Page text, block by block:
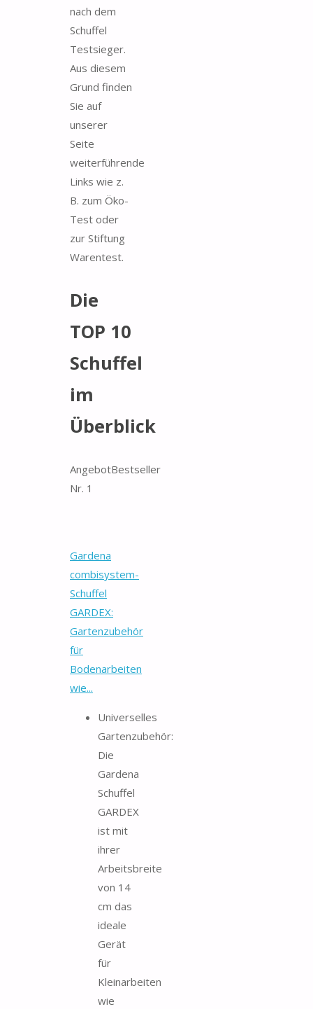
nach dem
Schuffel
Testsieger.
Aus diesem
Grund finden
Sie auf
unserer
Seite
weiterführende
Links wie z.
B. zum Öko-
Test oder
zur Stiftung
Warentest.
Die
TOP 10
Schuffel
im
Überblick
AngebotBestseller
Nr. 1
Gardena
combisystem-
Schuffel
GARDEX:
Gartenzubehör
für
Bodenarbeiten
wie...
Universelles
Gartenzubehör:
Die
Gardena
Schuffel
GARDEX
ist mit
ihrer
Arbeitsbreite
von 14
cm das
ideale
Gerät
für
Kleinarbeiten
wie